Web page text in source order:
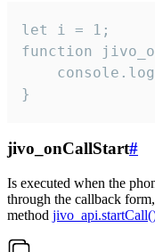
let i = 1;
function
}
jivo_onCallStart#
Is executed when the
through the callback
method